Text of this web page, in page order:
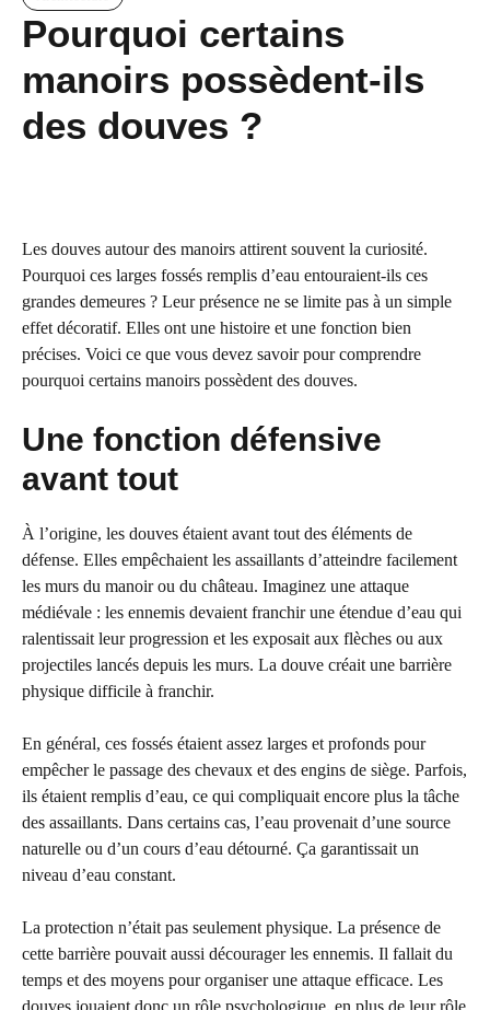
Pourquoi certains
manoirs possèdent-ils
des douves ?
Les douves autour des manoirs attirent souvent la curiosité.
Pourquoi ces larges fossés remplis d’eau entouraient-ils ces
grandes demeures ? Leur présence ne se limite pas à un simple
effet décoratif. Elles ont une histoire et une fonction bien
précises. Voici ce que vous devez savoir pour comprendre
pourquoi certains manoirs possèdent des douves.
Une fonction défensive
avant tout
À l’origine, les douves étaient avant tout des éléments de
défense. Elles empêchaient les assaillants d’atteindre facilement
les murs du manoir ou du château. Imaginez une attaque
médiévale : les ennemis devaient franchir une étendue d’eau qui
ralentissait leur progression et les exposait aux flèches ou aux
projectiles lancés depuis les murs. La douve créait une barrière
physique difficile à franchir.
En général, ces fossés étaient assez larges et profonds pour
empêcher le passage des chevaux et des engins de siège. Parfois,
ils étaient remplis d’eau, ce qui compliquait encore plus la tâche
des assaillants. Dans certains cas, l’eau provenait d’une source
naturelle ou d’un cours d’eau détourné. Ça garantissait un
niveau d’eau constant.
La protection n’était pas seulement physique. La présence de
cette barrière pouvait aussi décourager les ennemis. Il fallait du
temps et des moyens pour organiser une attaque efficace. Les
douves jouaient donc un rôle psychologique, en plus de leur rôle